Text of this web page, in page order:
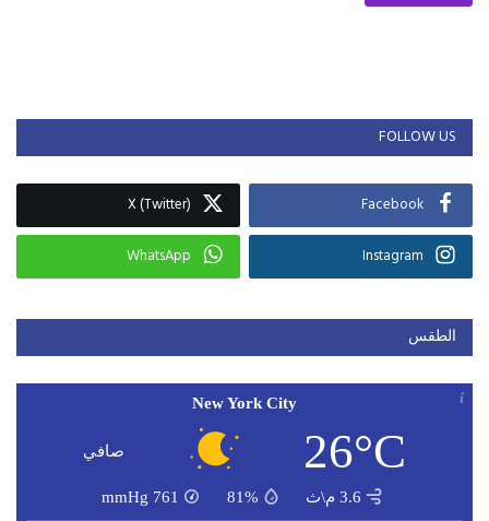
FOLLOW US
Facebook
X (Twitter)
Instagram
WhatsApp
الطقس
New York City
26°C صافي
3.6 م\ث 81%
761
mmHg